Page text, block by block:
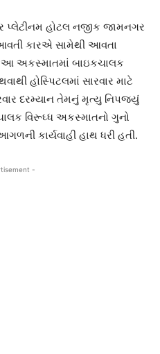
પ્લેટીનમ હોટલ નજીક જામનગર
કારએ સામેથી આવતા
આ અકસ્માતમાં બાઇકચાલક
હોસ્પિટલમાં સારવાર માટે
દરમ્યાન તેમનું મૃત્યુ નિપજયું
વિરૂઘ્ધ અકસ્માતનો ગુનો
કાર્યવાહી હાથ ધરી હતી.
-